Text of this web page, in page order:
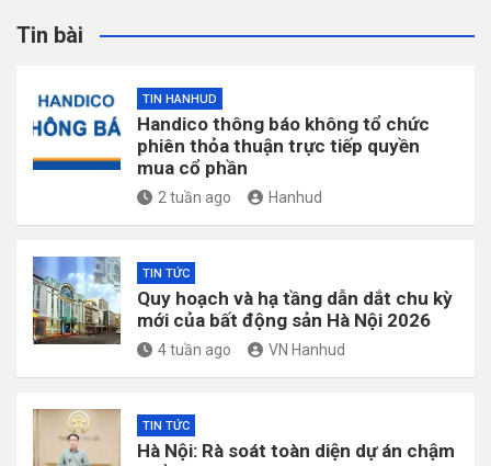
Tin bài
TIN HANHUD
Handico thông báo không tổ chức
phiên thỏa thuận trực tiếp quyền
mua cổ phần
2 tuần ago Hanhud
TIN TỨC
Quy hoạch và hạ tầng dẫn dắt chu kỳ
mới của bất động sản Hà Nội 2026
4 tuần ago VN Hanhud
TIN TỨC
Hà Nội: Rà soát toàn diện dự án chậm